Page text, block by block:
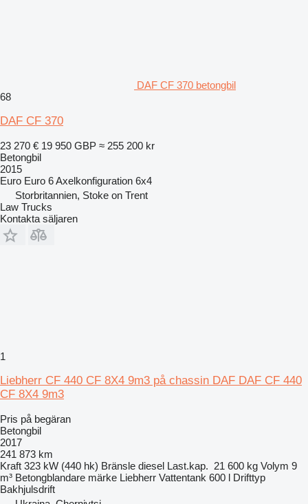
DAF CF 370 betongbil
68
DAF CF 370
23 270 € 19 950 GBP ≈ 255 200 kr
Betongbil
2015
Euro Euro 6Axelkonfiguration 6x4
Storbritannien, Stoke on Trent
Law Trucks
Kontakta säljaren
1
Liebherr CF 440 CF 8X4 9m3 på chassin DAF DAF CF 440
CF 8X4 9m3
Pris på begäran
Betongbil
2017
241 873 km
Kraft 323 kW (440 hk) Bränsle diesel Last.kap. 21 600 kg Volym 9
m³ Betongblandare märke Liebherr Vattentank 600 l Drifttyp
Bakhjulsdrift